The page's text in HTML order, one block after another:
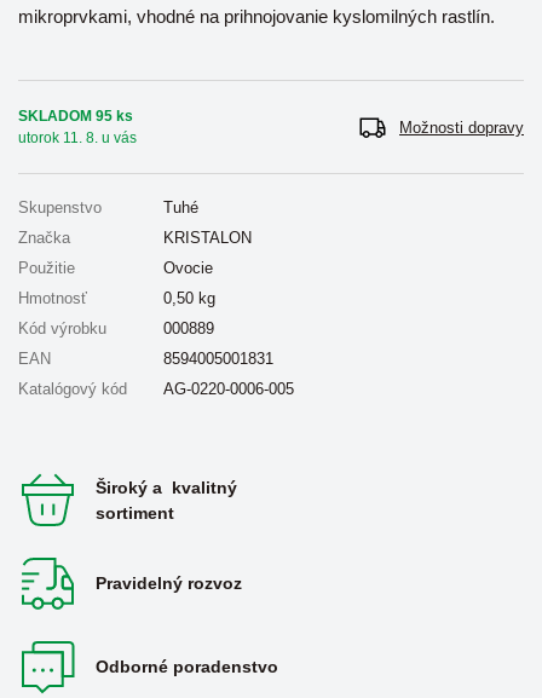
mikroprvkami, vhodné na prihnojovanie kyslomilných rastlín.
SKLADOM 95 ks
utorok 11. 8. u vás
Možnosti dopravy
Skupenstvo
Tuhé
Značka
KRISTALON
Použitie
Ovocie
Hmotnosť
0,50 kg
Kód výrobku
000889
EAN
8594005001831
Katalógový kód
AG-0220-0006-005
Široký a kvalitný
sortiment
Pravidelný rozvoz
Odborné poradenstvo